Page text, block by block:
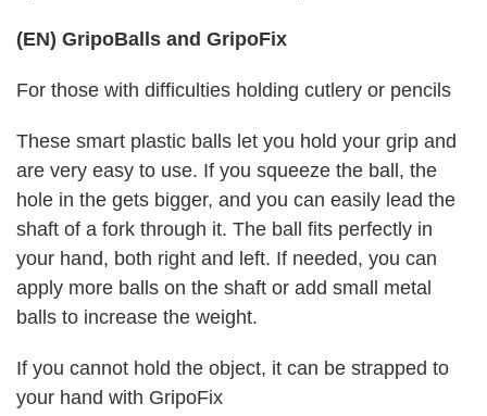
(EN) GripoBalls and GripoFix
For those with difficulties holding cutlery or pencils
These smart plastic balls let you hold your grip and
are very easy to use. If you squeeze the ball, the
hole in the gets bigger, and you can easily lead the
shaft of a fork through it. The ball fits perfectly in
your hand, both right and left. If needed, you can
apply more balls on the shaft or add small metal
balls to increase the weight.
If you cannot hold the object, it can be strapped to
your hand with GripoFix